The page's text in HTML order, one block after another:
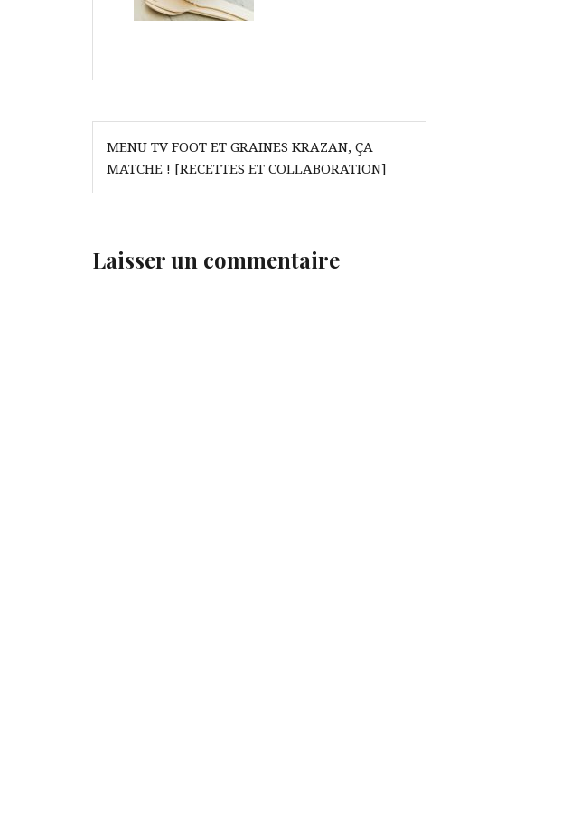
Navigation
de
l’article
MENU TV FOOT ET GRAINES KRAZAN, ÇA
MATCHE ! [RECETTES ET COLLABORATION]
Laisser un commentaire